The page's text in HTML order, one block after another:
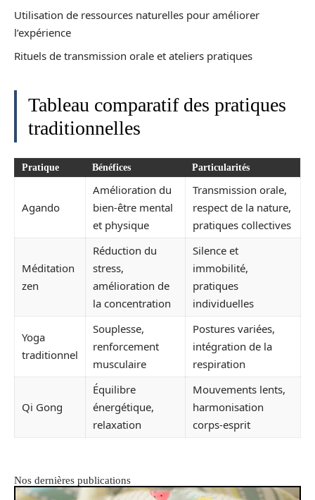
Utilisation de ressources naturelles pour améliorer
l’expérience
Rituels de transmission orale et ateliers pratiques
Tableau comparatif des pratiques
traditionnelles
Pratique Bénéfices Particularités
Agando
Amélioration du
bien-être mental
et physique
Transmission orale,
respect de la nature,
pratiques collectives
Méditation
zen
Réduction du
stress,
amélioration de
la concentration
Silence et
immobilité,
pratiques
individuelles
Yoga
traditionnel
Souplesse,
renforcement
musculaire
Postures variées,
intégration de la
respiration
Qi Gong
Équilibre
énergétique,
relaxation
Mouvements lents,
harmonisation
corps-esprit
Nos dernières publications